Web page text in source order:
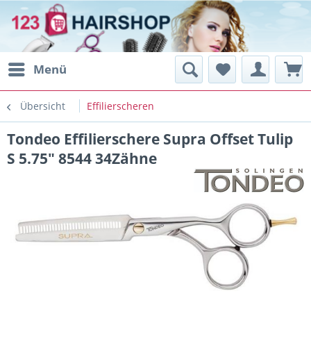
Menü
Übersicht Effilierscheren
Tondeo Effilierschere Supra Offset Tulip
S 5.75" 8544 34Zähne